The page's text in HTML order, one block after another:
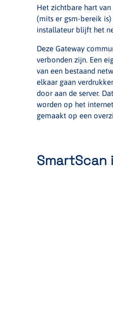
Het zichtbare hart
(mits er gsm-bereik
installateur blijft het
Deze Gateway
verbonden zijn. Een
van een bestaand
elkaar gaan
door aan de server.
worden op het
gemaakt op een